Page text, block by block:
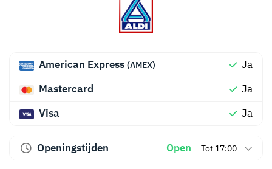
American Express (AMEX)
Ja
Mastercard
Ja
Visa
Ja
Openingstijden Open Tot 17:00